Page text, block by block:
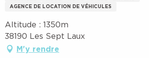
AGENCE DE LOCATION DE VÉHICULES
Altitude : 1350m
38190 Les Sept Laux
M'y rendre